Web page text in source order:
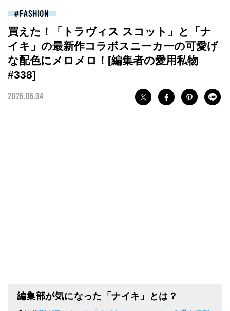
FASHION
買えた！「トラヴィス スコット」と「ナ
イキ」の最新作コラボスニーカーの可愛げ
な配色にメロメロ！[編集者の愛用私物
#338]
2026.06.04
編集部が気になった「ナイキ」とは？